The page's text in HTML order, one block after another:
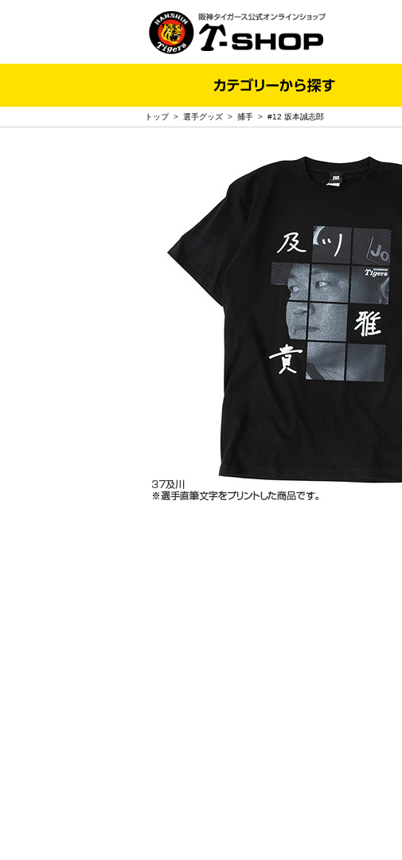
トップ> 選手グッズ > 捕手 > #12 坂本誠志郎